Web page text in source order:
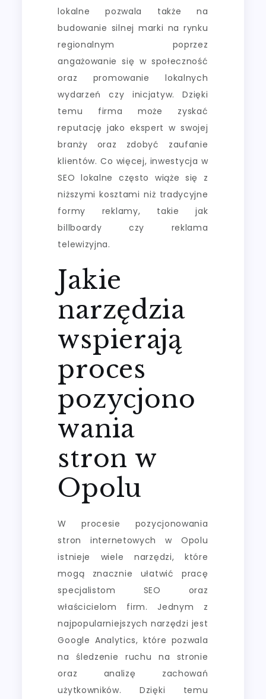
lokalne pozwala także na
budowanie silnej marki na rynku
regionalnym poprzez
angażowanie się w społeczność
oraz promowanie lokalnych
wydarzeń czy inicjatyw. Dzięki
temu firma może zyskać
reputację jako ekspert w swojej
branży oraz zdobyć zaufanie
klientów. Co więcej, inwestycja w
SEO lokalne często wiąże się z
niższymi kosztami niż tradycyjne
formy reklamy, takie jak
billboardy czy reklama
telewizyjna.
Jakie
narzędzia
wspierają
proces
pozycjono
wania
stron w
Opolu
W procesie pozycjonowania
stron internetowych w Opolu
istnieje wiele narzędzi, które
mogą znacznie ułatwić pracę
specjalistom SEO oraz
właścicielom firm. Jednym z
najpopularniejszych narzędzi jest
Google Analytics, które pozwala
na śledzenie ruchu na stronie
oraz analizę zachowań
użytkowników. Dzięki temu